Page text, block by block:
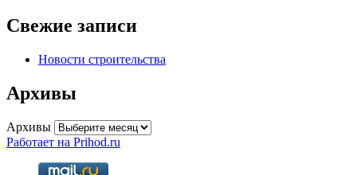
Свежие записи
Новости строительства
Архивы
Архивы
Работает на Prihod.ru